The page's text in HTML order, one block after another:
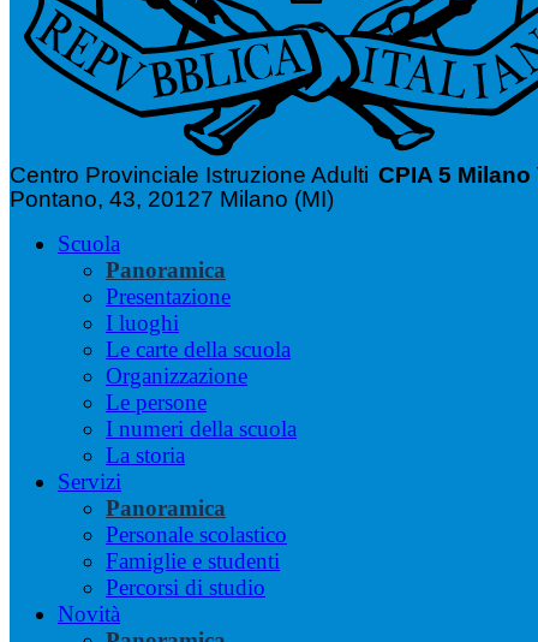
Centro Provinciale Istruzione Adulti CPIA 5 Milano
Pontano, 43, 20127 Milano (MI)
Scuola
Panoramica
Presentazione
I luoghi
Le carte della scuola
Organizzazione
Le persone
I numeri della scuola
La storia
Servizi
Panoramica
Personale scolastico
Famiglie e studenti
Percorsi di studio
Novità